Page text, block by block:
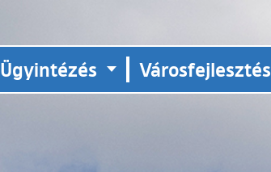
Ügyintézés Városfejlesztés